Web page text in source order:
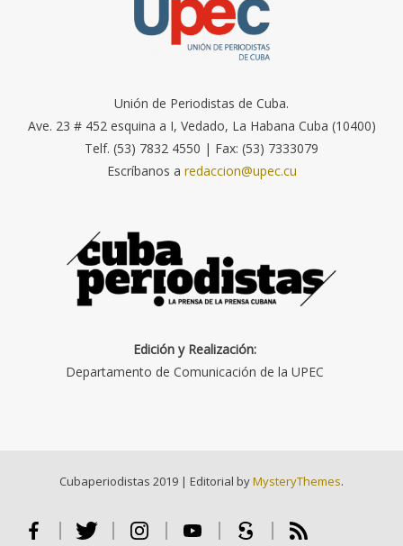
Unión de Periodistas de Cuba.
Ave. 23 # 452 esquina a I, Vedado, La Habana Cuba (10400)
Telf. (53) 7832 4550 | Fax: (53) 7333079
Escríbanos a redaccion@upec.cu
Edición y Realización:
Departamento de Comunicación de la UPEC
Cubaperiodistas 2019 | Editorial byMysteryThemes.